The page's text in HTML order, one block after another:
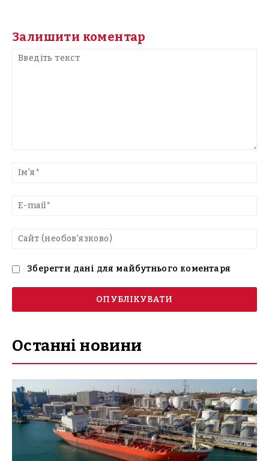
Залишити коментар
текст
Зберегти дані для майбутнього коментаря
Останні новини